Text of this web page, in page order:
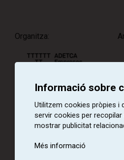
Organitza:
Amb la col·laboració de:
Informació sobre
Utilitzem cookies pròpies i
servir cookies per
mostrar publicitat
Més informació